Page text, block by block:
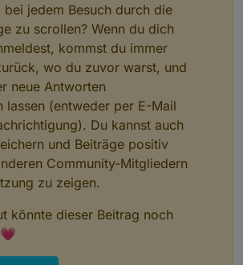
bei jedem Besuch durch die
zu scrollen? Wenn du dich
kommst du immer
wo du zuvor warst, und
neue Antworten
lassen (entweder per E-Mail
Du kannst auch
und Beiträge positiv
Community-Mitgliedern
zu zeigen.
könnte dieser Beitrag noch